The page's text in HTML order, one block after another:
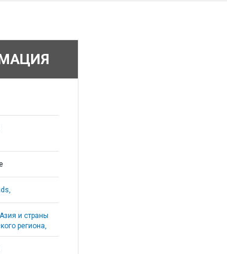
и страны
региона,